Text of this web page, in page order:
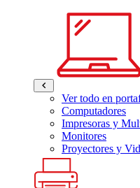
Ver todo en
Computadores
Impresoras y
Monitores
Proyectores y